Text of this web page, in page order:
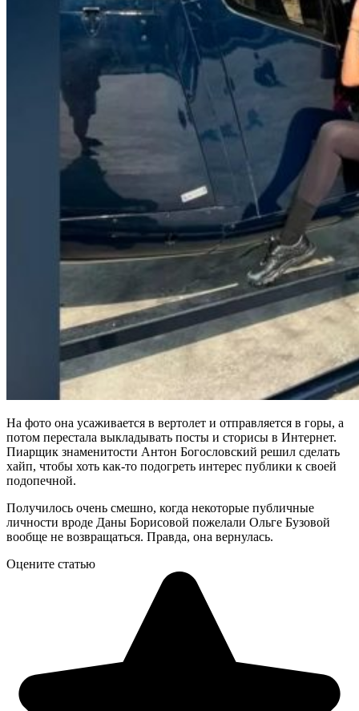
На фото она усаживается в вертолет и отправляется в горы, а
потом перестала выкладывать посты и сторисы в Интернет.
Пиарщик знаменитости Антон Богословский решил сделать
хайп, чтобы хоть как-то подогреть интерес публики к своей
подопечной.
Получилось очень смешно, когда некоторые публичные
личности вроде Даны Борисовой пожелали Ольге Бузовой
вообще не возвращаться. Правда, она вернулась.
Оцените статью